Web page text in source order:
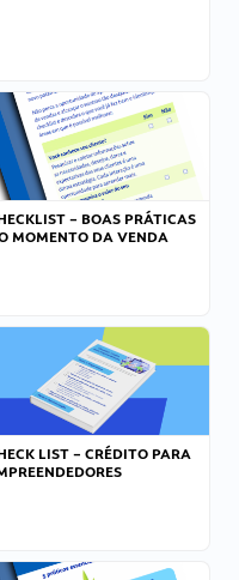
– BOAS PRÁTICAS
MOMENTO DA VENDA
LIST – CRÉDITO PARA